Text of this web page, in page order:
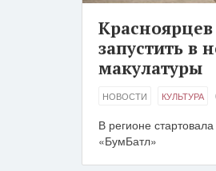
запустить в
макулатуры
НОВОСТИ КУЛЬТУРА
В регионе
«БумБатл»